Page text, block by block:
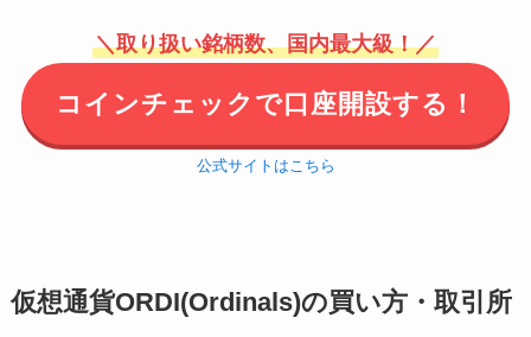
＼取り扱い銘柄数、国内最大級！／
コインチェックで口座開設する！
公式サイトはこちら
仮想通貨ORDI(Ordinals)の買い方・取引所